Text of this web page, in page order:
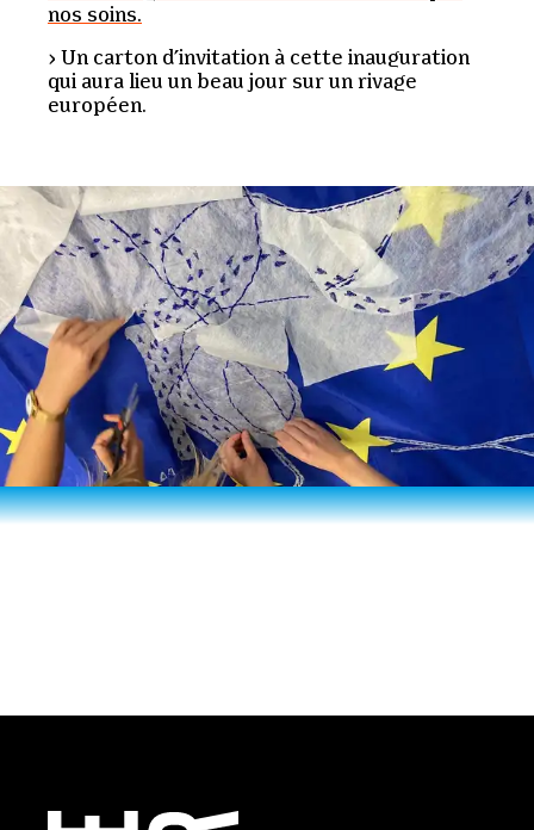
nos soins.
Un carton d’invitation à cette inauguration
qui aura lieu un beau jour sur un rivage
européen.
Retourner à l’Accueil